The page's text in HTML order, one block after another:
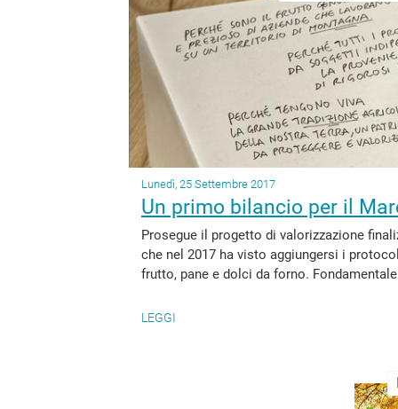
Lunedì, 25 Settembre 2017
Un primo bilancio per il
Prosegue il progetto di valorizzazione
che nel 2017 ha visto aggiungersi i
frutto, pane e dolci da forno.
LEGGI